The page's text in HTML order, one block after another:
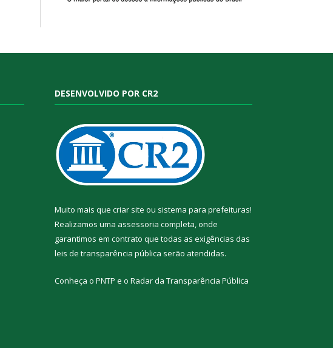
DESENVOLVIDO POR CR2
Muito mais que criar site ou sistema para prefeituras!
Realizamos uma assessoria completa, onde
garantimos em contrato que todas as exigências das
leis de transparência pública serão atendidas.
Conheça o PNTP e o Radar da Transparência Pública